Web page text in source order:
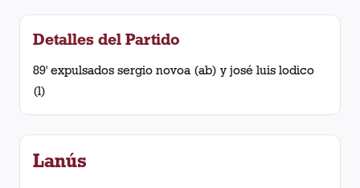
Detalles del Partido
89' expulsados sergio novoa (ab) y josé luis lodico
(l)
Lanús